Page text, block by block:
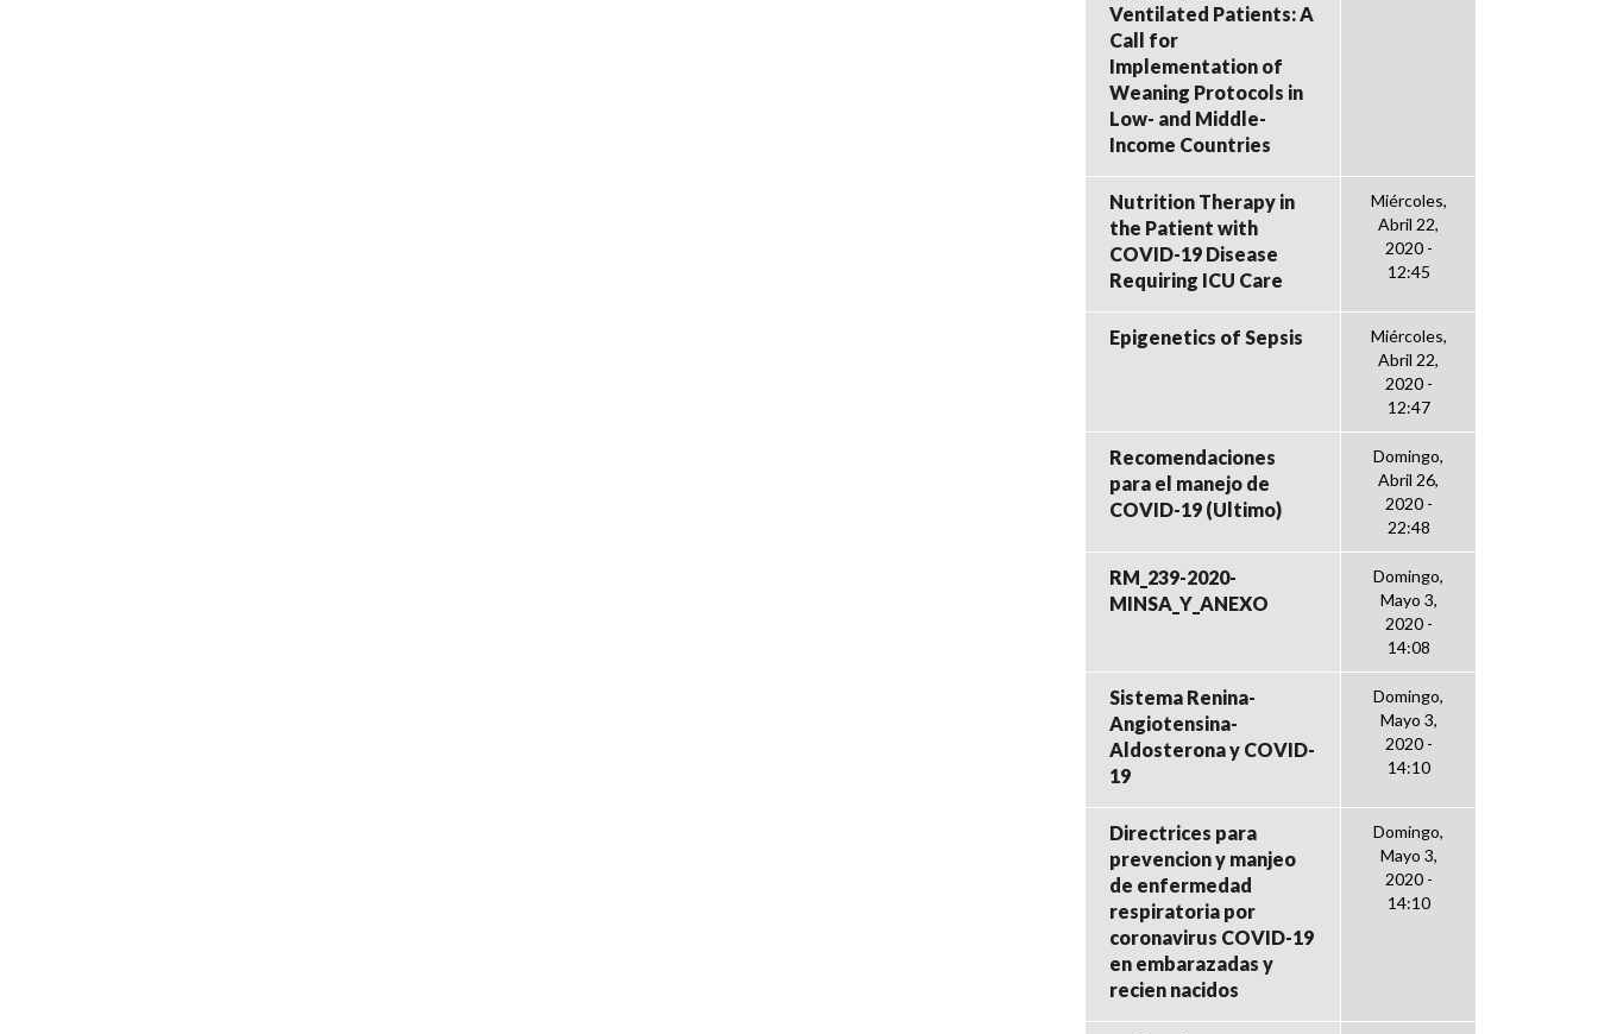
Ventilated Patients: A
Call for
Implementation of
Weaning Protocols in
Low- and Middle-
Income Countries
Nutrition Therapy in
the Patient with
COVID-19 Disease
Requiring ICU Care
Miércoles,
Abril 22,
2020 -
12:45
Epigenetics of Sepsis
Miércoles,
Abril 22,
2020 -
12:47
Recomendaciones
para el manejo de
COVID-19 (Ultimo)
Domingo,
Abril 26,
2020 -
22:48
RM_239-2020-
MINSA_Y_ANEXO
Domingo,
Mayo 3,
2020 -
14:08
Sistema Renina-
Angiotensina-
Aldosterona y COVID-
19
Domingo,
Mayo 3,
2020 -
14:10
Directrices para
prevencion y manjeo
de enfermedad
respiratoria por
coronavirus COVID-19
en embarazadas y
recien nacidos
Domingo,
Mayo 3,
2020 -
14:10